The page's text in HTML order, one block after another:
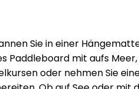
Sie in einer
Paddleboard mit aufs
oder nehmen Sie